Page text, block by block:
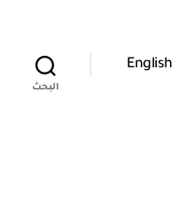
English
البحث